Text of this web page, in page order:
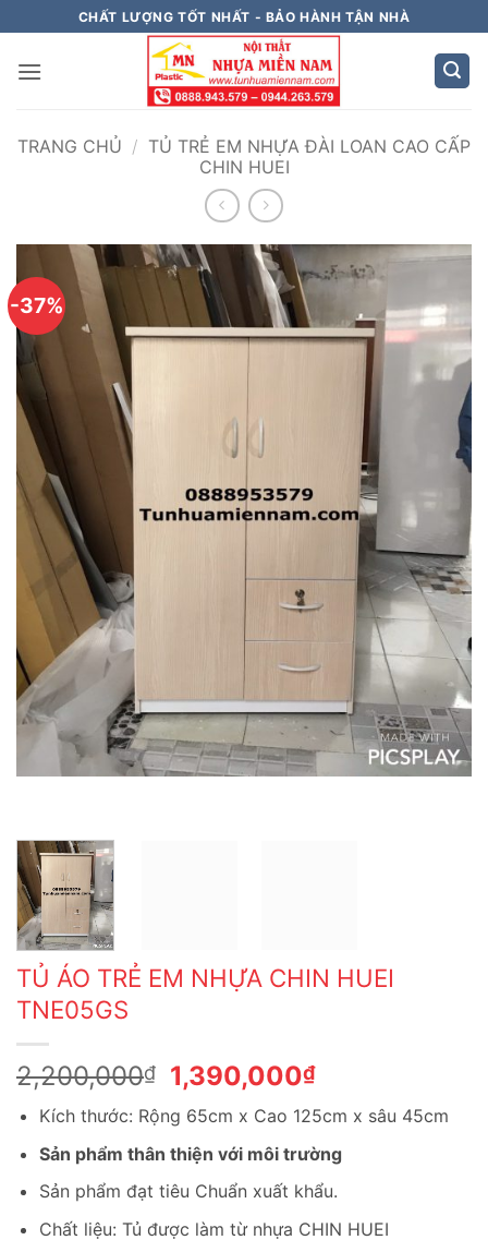
qua
nội
CHẤT LƯỢNG TỐT NHẤT - BẢO HÀNH TẬN NHÀ
TRANG CHỦ / TỦ TRẺ EM NHỰA ĐÀI LOAN CAO CẤP
CHIN HUEI
-37%
TỦ ÁO TRẺ EM NHỰA CHIN HUEI
TNE05GS
2,200,000₫
Giá
gốc
là:
2,200,000₫.
1,390,000₫Giá
hiện
tại
là:
1,390,000₫.
Kích thước: Rộng 65cm x Cao 125cm x sâu 45cm
Sản phẩm thân thiện với môi trường
Sản phẩm đạt tiêu Chuẩn xuất khẩu.
Chất liệu: Tủ được làm từ nhựa CHIN HUEI